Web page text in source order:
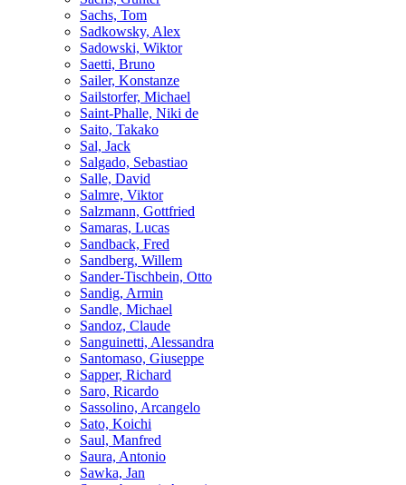
Sachs, Tom
Sadkowsky, Alex
Sadowski, Wiktor
Saetti, Bruno
Sailer, Konstanze
Sailstorfer, Michael
Saint-Phalle, Niki de
Saito, Takako
Sal, Jack
Salgado, Sebastiao
Salle, David
Salmre, Viktor
Salzmann, Gottfried
Samaras, Lucas
Sandback, Fred
Sandberg, Willem
Sander-Tischbein, Otto
Sandig, Armin
Sandle, Michael
Sandoz, Claude
Sanguinetti, Alessandra
Santomaso, Giuseppe
Sapper, Richard
Saro, Ricardo
Sassolino, Arcangelo
Sato, Koichi
Saul, Manfred
Saura, Antonio
Sawka, Jan